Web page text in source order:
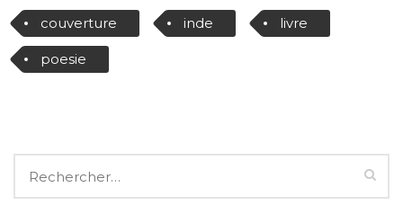
couverture inde livre
poesie